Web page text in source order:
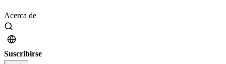
Acerca de
Suscribirse